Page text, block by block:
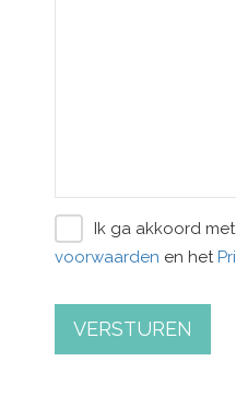
Ik ga akkoord
voorwaarden en het
VERSTUREN